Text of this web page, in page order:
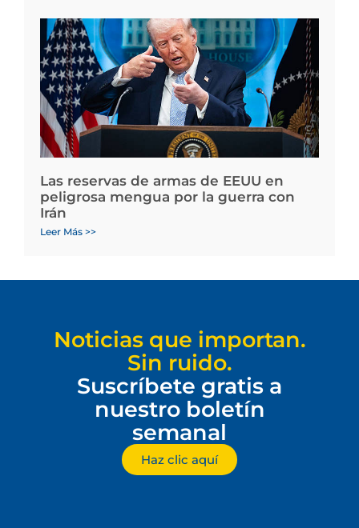
Las reservas de armas de EEUU en
peligrosa mengua por la guerra con
Irán
Leer Más >>
Noticias que importan.
Sin ruido.
Suscríbete gratis a
nuestro boletín
semanal
Haz clic aquí